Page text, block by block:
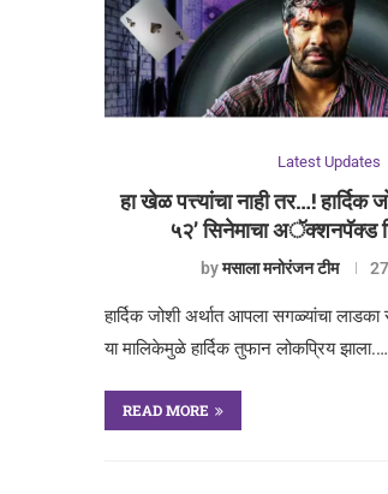
Latest Updates
हा खेळ पत्त्यांचा नाही तर…! हार्दिक
५२’ सिनेमाचा अॅक्शनपॅक्ड
byमसाला मनोरंजन टीम
हार्दिक जोशी अर्थात आपला सगळ्यांचा लाडका
या मालिकेमुळे हार्दिक तुफान लोकप्रिय झाला.…
READ MORE